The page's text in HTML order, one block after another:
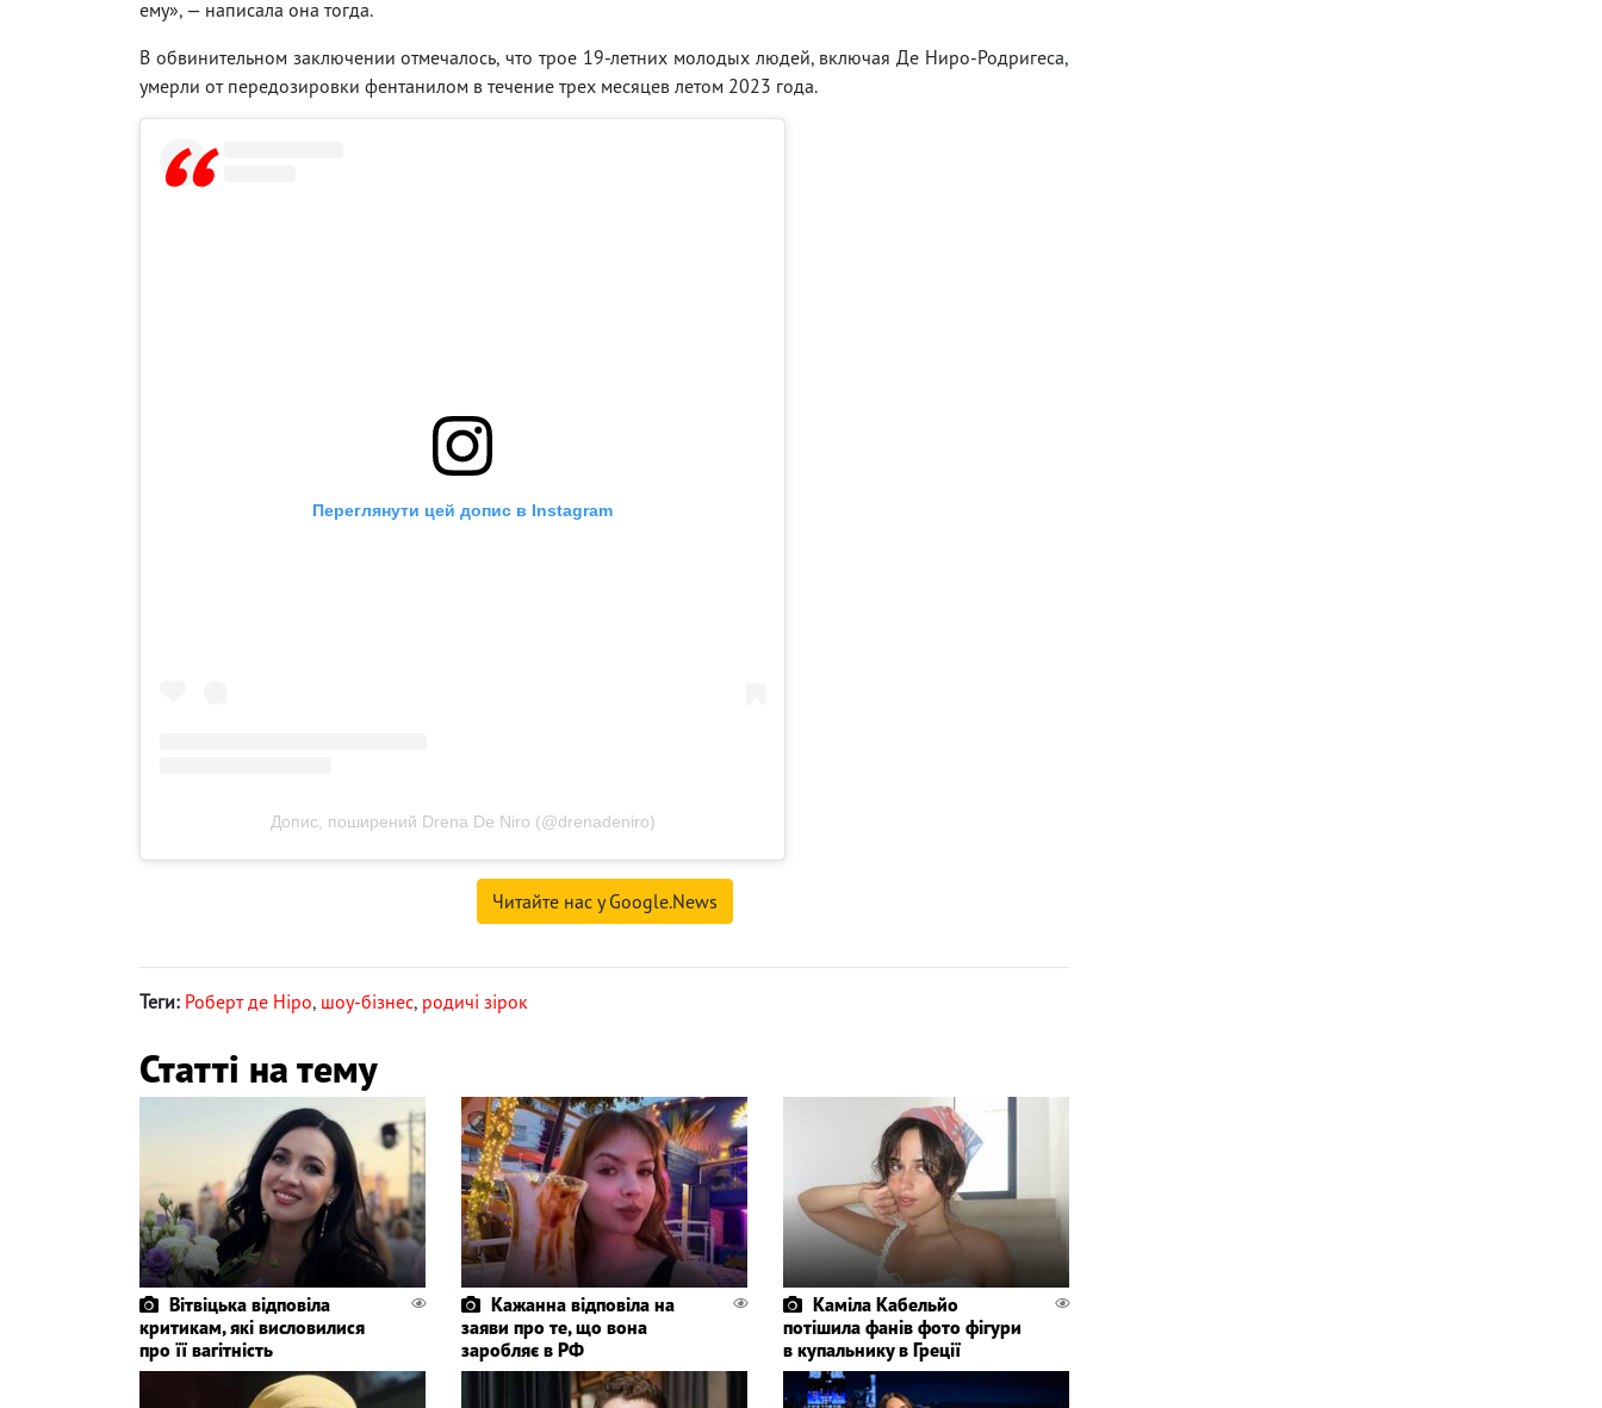
ему», — написала она тогда.
В обвинительном заключении отмечалось, что трое 19-летних молодых людей, включая Де Ниро-Родригеса,
умерли от передозировки фентанилом в течение трех месяцев летом 2023 года.
Переглянути цей допис в Instagram
Допис, поширений Drena De Niro (@drenadeniro)
Читайте нас у Google.News
Теги: Роберт де Ніро, шоу-бізнес, родичі зірок
Статті на тему
Вітвіцька відповіла
критикам, які висловилися
про її вагітність
Кажанна відповіла на
заяви про те, що вона
заробляє в РФ
Каміла Кабельйо
потішила фанів фото фігури
в купальнику в Греції